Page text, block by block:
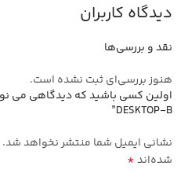
دیدگاه کاربران
نقد و بررسی‌ها
هنوز بررسی‌ای ثبت نشده است.
DESKTOP-B”
نشانی ایمیل شما منتشر نخواهد شد.
شده‌اند*